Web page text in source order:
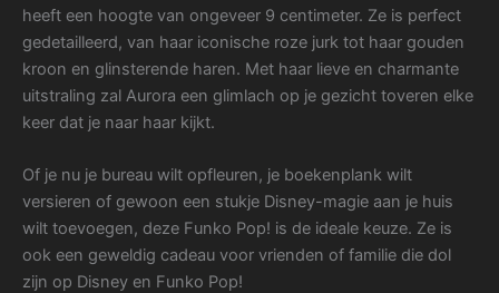
heeft een hoogte van ongeveer 9 centimeter. Ze is perfect
gedetailleerd, van haar iconische roze jurk tot haar gouden
kroon en glinsterende haren. Met haar lieve en charmante
uitstraling zal Aurora een glimlach op je gezicht toveren elke
keer dat je naar haar kijkt.
Of je nu je bureau wilt opfleuren, je boekenplank wilt
versieren of gewoon een stukje Disney-magie aan je huis
wilt toevoegen, deze Funko Pop! is de ideale keuze. Ze is
ook een geweldig cadeau voor vrienden of familie die dol
zijn op Disney en Funko Pop!